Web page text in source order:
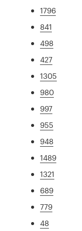
1796
841
498
427
1305
980
997
955
948
1489
1321
689
779
48